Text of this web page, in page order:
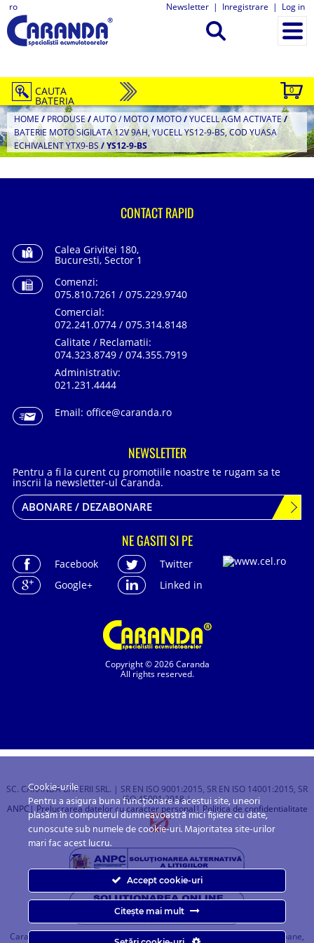
ro Newsletter | Inregistrare | Log in
0
CAUTA
BATERIA
HOME / PRODUSE/AUTO / MOTO/ MOTO/YUCELL AGM ACTIVATE/
BATERIE MOTO SIGILATA 12V 9AH, YUCELL YS12-9-BS, COD YUASA
ECHIVALENT YTX9-BS/YS12-9-BS
Copyright © 2026 Caranda
All rights reserved.
CONTACT RAPID
Calea Grivitei 180,
Bucuresti, Sector 1
Comenzi:
075.810.7261 / 075.229.9740
Comercial:
072.241.0774 / 075.314.8148
Calitate / Reclamatii:
074.323.8749 / 074.355.7919
Administrativ:
021.231.4444
Email: office@caranda.ro
NEWSLETTER
Pentru a fi la curent cu promotiile noastre te rugam sa te
inscrii la newsletter-ul Caranda.
ABONARE / DEZABONARE
NE GASITI SI PE
Facebook
Twitter
Google+
Linked in
SC. CARANDA BATERII SRL. | SR EN ISO 9001:2015, SR EN ISO 14001:2015, SR
ISO 45001:2018 |
ANPC | Prelucrarea datelor cu caracter personal| Politica de confidentialitate
Caranda.ro este un magazin online cu baterii pentru automobile, camioane,
Cookie-urile
Pentru a asigura buna funcționare a acestui site, uneori
plasăm în computerul dumneavoastră mici fișiere cu date,
cunoscute sub numele de cookie-uri. Majoritatea site-urilor
mari fac acest lucru.
Accept cookie-uri
Citește mai mult